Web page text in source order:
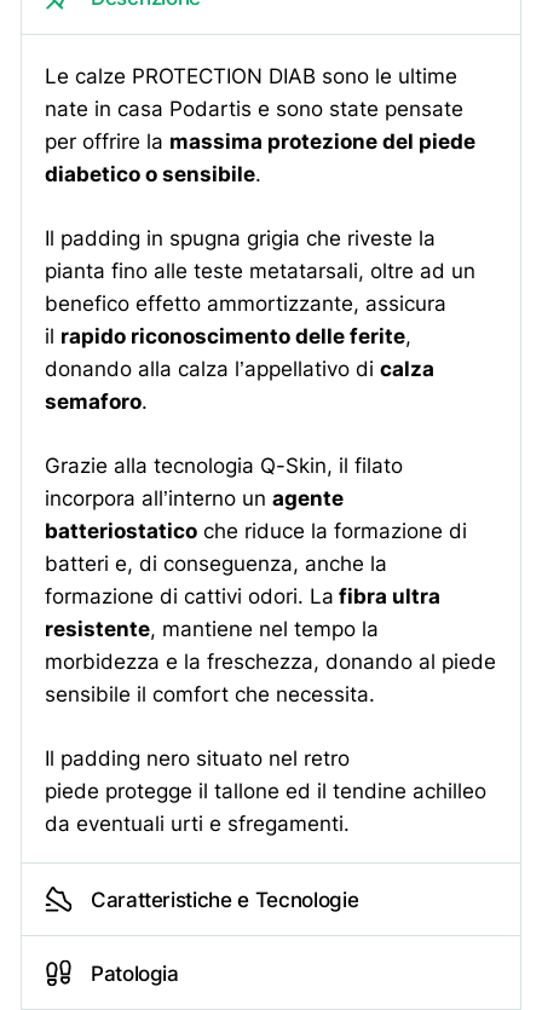
Le calze PROTECTION DIAB sono le ultime
nate in casa Podartis e sono state pensate
per offrire la massima protezione del piede
diabetico o sensibile.
Il padding in spugna grigia che riveste la
pianta fino alle teste metatarsali, oltre ad un
benefico effetto ammortizzante, assicura
il rapido riconoscimento delle ferite,
donando alla calza l’appellativo dicalza
semaforo.
Grazie alla tecnologia Q-Skin, il filato
incorpora all’interno unagente
batteriostatico che riduce la formazione di
batteri e, di conseguenza, anche la
formazione di cattivi odori. La fibra ultra
resistente, mantiene nel tempo la
morbidezza e la freschezza, donando al piede
sensibile il comfort che necessita.
Il padding nero situato nel retro
piede protegge il tallone ed il tendine achilleo
da eventuali urti e sfregamenti.
Caratteristiche e Tecnologie
Patologia
Piede reumatico
Il piede si presenta come una
delle sedi più interessate dalle
malattie reumatiche, come
l’artrite reumatoide (AR), che
consiste in una malattia cronica
sistemica che colpisce le
caratterizzata da deterioramento
della cartilagine in conseguenza
a sovraccarico funzionale, traumi
pregressi, disallineamenti
Dolore ai piedi
algico le cui cause derivano dalla